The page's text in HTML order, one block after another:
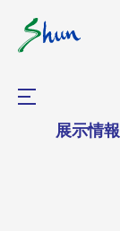
展示情報